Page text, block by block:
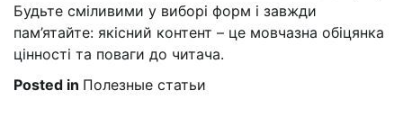
Будьте сміливими у виборі форм і завжди
пам’ятайте: якісний контент – це мовчазна обіцянка
цінності та поваги до читача.
Posted in Полезные статьи